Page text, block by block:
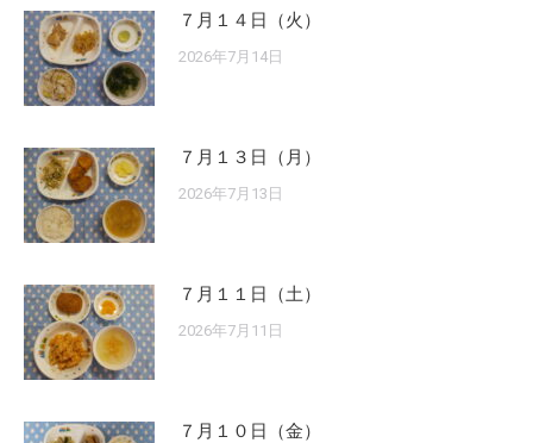
７月１４日（火）
2026年7月14日
７月１３日（月）
2026年7月13日
７月１１日（土）
2026年7月11日
７月１０日（金）